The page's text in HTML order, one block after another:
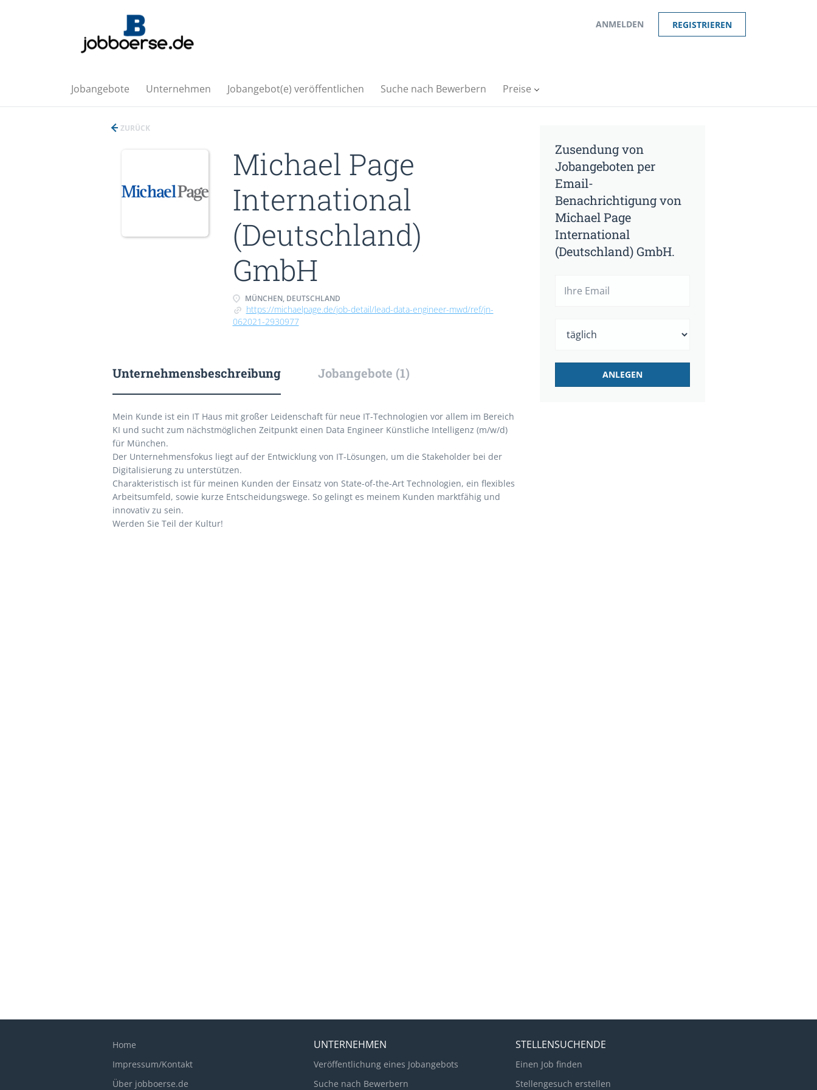
ANMELDEN REGISTRIEREN
Jobangebote Unternehmen Jobangebot(e) veröffentlichen Suche nach Bewerbern Preise
ZURÜCK
Michael Page
International
(Deutschland)
GmbH
MÜNCHEN, DEUTSCHLAND
https://michaelpage.de/job-detail/lead-data-engineer-mwd/ref/jn-
062021-2930977
Unternehmensbeschreibung Jobangebote (1)
Mein Kunde ist ein IT Haus mit großer Leidenschaft für neue IT-Technologien vor allem im Bereich
KI und sucht zum nächstmöglichen Zeitpunkt einen Data Engineer Künstliche Intelligenz (m/w/d)
für München.
Der Unternehmensfokus liegt auf der Entwicklung von IT-Lösungen, um die Stakeholder bei der
Digitalisierung zu unterstützen.
Charakteristisch ist für meinen Kunden der Einsatz von State-of-the-Art Technologien, ein flexibles
Arbeitsumfeld, sowie kurze Entscheidungswege. So gelingt es meinem Kunden marktfähig und
innovativ zu sein.
Werden Sie Teil der Kultur!
Zusendung von
Jobangeboten per
Email-
Benachrichtigung von
Michael Page
International
(Deutschland) GmbH.
Home
Impressum/Kontakt
Über jobboerse.de
UNTERNEHMEN
Veröffentlichung eines Jobangebots
Suche nach Bewerbern
STELLENSUCHENDE
Einen Job finden
Stellengesuch erstellen